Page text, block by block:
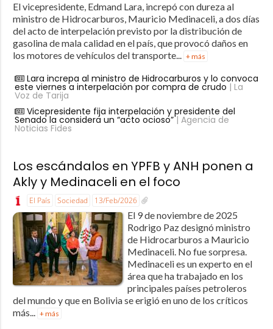
El vicepresidente, Edmand Lara, increpó con dureza al
ministro de Hidrocarburos, Mauricio Medinaceli, a dos días
del acto de interpelación previsto por la distribución de
gasolina de mala calidad en el país, que provocó daños en
los motores de vehículos del transporte... + más
Lara increpa al ministro de Hidrocarburos y lo convoca
este viernes a interpelación por compra de crudo | La
Voz de Tarija
Vicepresidente fija interpelación y presidente del
Senado la considera un “acto ocioso”| Agencia de
Noticias Fides
Los escándalos en YPFB y ANH ponen a
Akly y Medinaceli en el foco
El País Sociedad 13/Feb/2026
El 9 de noviembre de 2025
Rodrigo Paz designó ministro
de Hidrocarburos a Mauricio
Medinaceli. No fue sorpresa.
Medinaceli es un experto en el
área que ha trabajado en los
principales países petroleros
del mundo y que en Bolivia se erigió en uno de los críticos
más... + más